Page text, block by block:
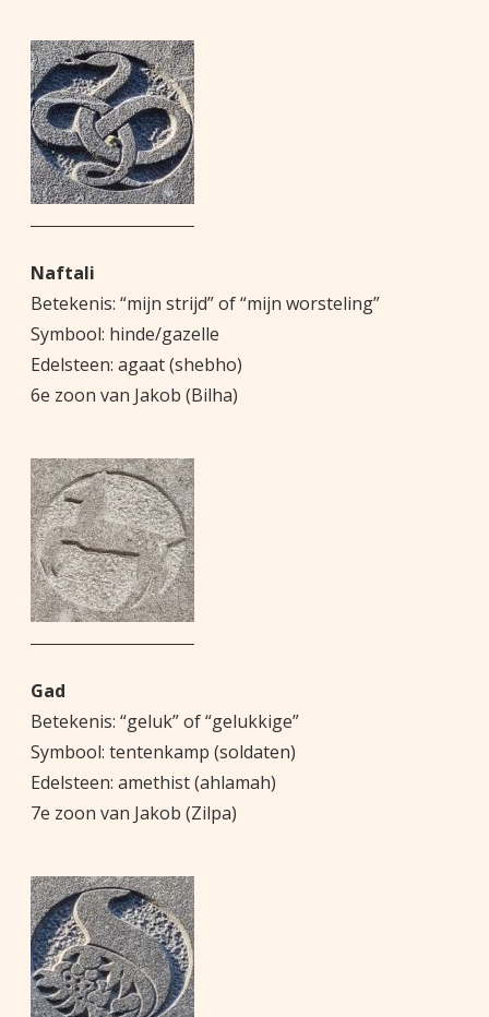
Naftali
Betekenis: “mijn strijd” of “mijn worsteling”
Symbool: hinde/gazelle
Edelsteen: agaat (shebho)
6e zoon van Jakob (Bilha)
Gad
Betekenis: “geluk” of “gelukkige”
Symbool: tentenkamp (soldaten)
Edelsteen: amethist (ahlamah)
7e zoon van Jakob (Zilpa)